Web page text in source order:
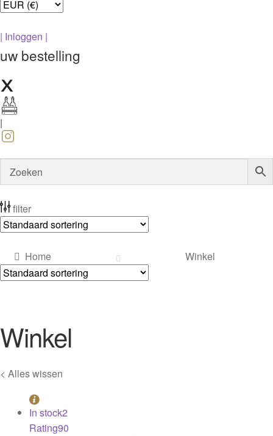
| Inloggen |
uw bestelling
|
filter
Home Winkel
Winkel
< Alles wissen
In stock2
Rating90